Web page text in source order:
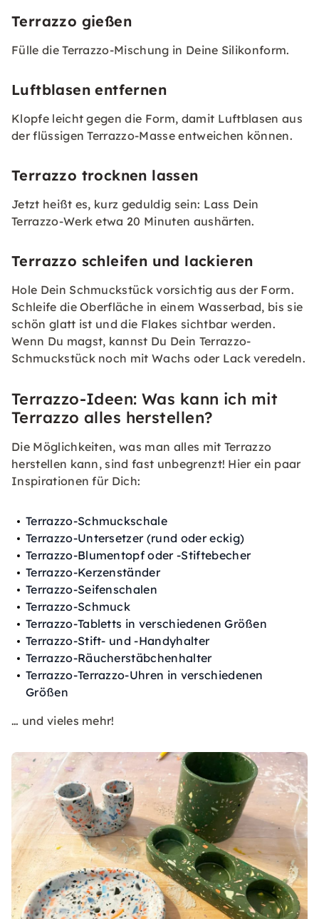
Terrazzo gießen
Fülle die Terrazzo-Mischung in Deine Silikonform.
Luftblasen entfernen
Klopfe leicht gegen die Form, damit Luftblasen aus
der flüssigen Terrazzo-Masse entweichen können.
Terrazzo trocknen lassen
Jetzt heißt es, kurz geduldig sein: Lass Dein
Terrazzo-Werk etwa 20 Minuten aushärten.
Terrazzo schleifen und lackieren
Hole Dein Schmuckstück vorsichtig aus der Form.
Schleife die Oberfläche in einem Wasserbad, bis sie
schön glatt ist und die Flakes sichtbar werden.
Wenn Du magst, kannst Du Dein Terrazzo-
Schmuckstück noch mit Wachs oder Lack veredeln.
Terrazzo-Ideen: Was kann ich mit
Terrazzo alles herstellen?
Die Möglichkeiten, was man alles mit Terrazzo
herstellen kann, sind fast unbegrenzt! Hier ein paar
Inspirationen für Dich:
Terrazzo-Schmuckschale
Terrazzo-Untersetzer (rund oder eckig)
Terrazzo-Blumentopf oder -Stiftebecher
Terrazzo-Kerzenständer
Terrazzo-Seifenschalen
Terrazzo-Schmuck
Terrazzo-Tabletts in verschiedenen Größen
Terrazzo-Stift- und -Handyhalter
Terrazzo-Räucherstäbchenhalter
Terrazzo-Terrazzo-Uhren in verschiedenen
Größen
… und vieles mehr!